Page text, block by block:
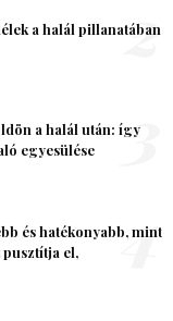
a halál pillanatában
2
a halál után: így
egyesülése
3
és hatékonyabb, mint
pusztítja el,
4